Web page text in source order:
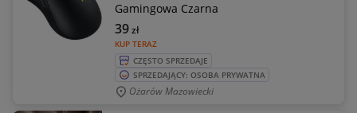
Gamingowa Czarna
KUP TERAZ
39zł
CZĘSTO SPRZEDAJE
SPRZEDAJĄCY: OSOBA PRYWATNA
Ożarów Mazowiecki